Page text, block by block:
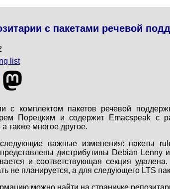
с пакетами речевой
list
с комплектом пакетов речевой
Порецким и содержит Emacspeak с
также многое другое.
следующие важные изменения: пакеты
дистрибутивы Debian
и соответствующая секция
не планируется, а для следующего LTS
можно найти на страничке